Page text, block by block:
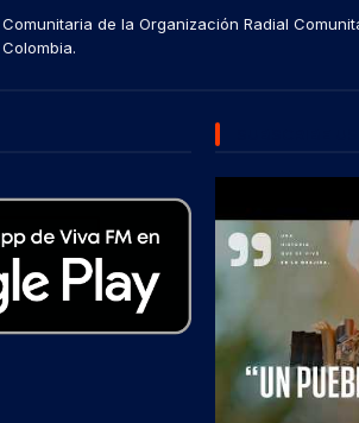
Comunitaria de la Organización Radial